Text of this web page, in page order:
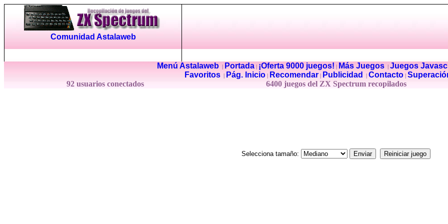
Comunidad Astalaweb
Menú Astalaweb| Portada| ¡Oferta 9000 juegos! Más Juegos| Juegos
Favoritos
Pág. Inicio Recomendar Publicidad Contacto
92 usuarios conectados
6400 juegos del ZX Spectrum recopilados
Selecciona tamaño: